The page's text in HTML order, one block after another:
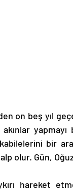
on beş yıl
akınlar
kabilelerini bir
olur. Gün,
hareket